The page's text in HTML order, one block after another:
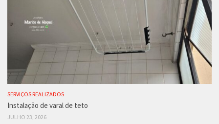
SERVIÇOS REALIZADOS
Instalação de varal de teto
JULHO 23, 2026